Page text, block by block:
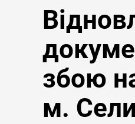
збою
м.